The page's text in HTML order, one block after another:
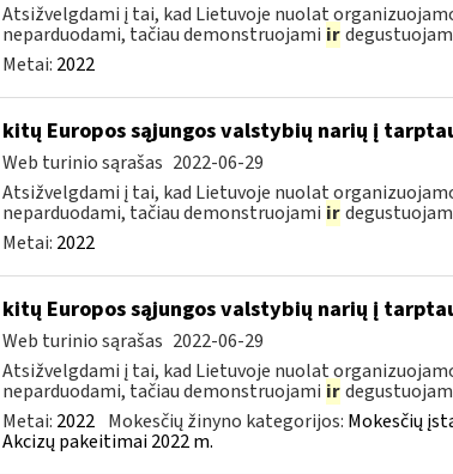
Atsižvelgdami į tai, kad Lietuvoje nuolat
neparduodami, tačiau demonstruojami ir
Metai: 2022
kitų Europos sąjungos valstybių narių į
Web turinio sąrašas 2022-06-29
Atsižvelgdami į tai, kad Lietuvoje nuolat
neparduodami, tačiau demonstruojami ir
Metai: 2022
kitų Europos sąjungos valstybių narių į
Web turinio sąrašas 2022-06-29
Atsižvelgdami į tai, kad Lietuvoje nuolat
neparduodami, tačiau demonstruojami ir
Metai: 2022 Mokesčių žinyno kategorijos: Mokesčių
Akcizų pakeitimai 2022 m.